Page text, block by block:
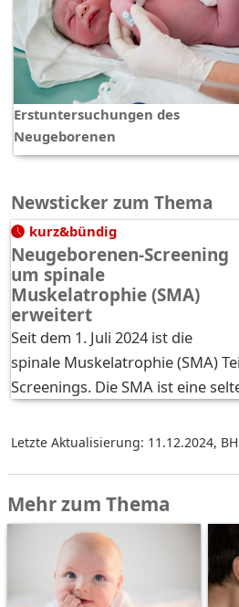
Erstuntersuchungen des
Neugeborenen
Newsticker zum Thema
kurz&bündig
Neugeborenen-Screening
um spinale
Muskelatrophie (SMA)
erweitert
Seit dem 1. Juli 2024 ist die
spinale Muskelatrophie (SMA)
Screenings. Die SMA ist eine
Letzte Aktualisierung: 11.12.2024,
Mehr zum Thema